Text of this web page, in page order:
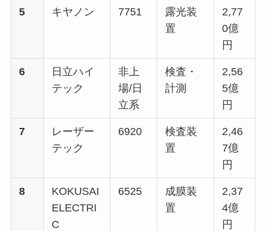
5 キヤノン 7751
露光装
置
2,77
0億
円
6
日立ハイ
テック
非上
場/日
立系
検査・
計測
2,56
5億
円
7
レーザー
テック
6920
検査装
置
2,46
7億
円
8
KOKUSAI
ELECTRI
C
6525
成膜装
置
2,37
4億
円